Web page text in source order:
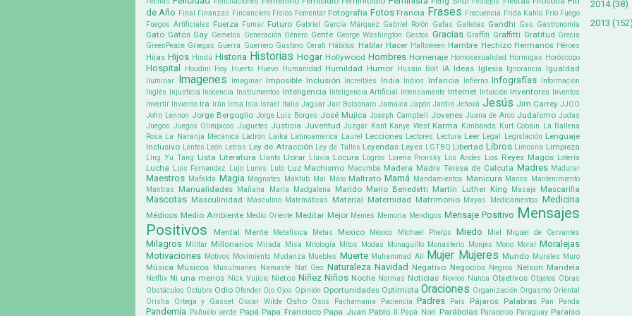
de Año Final Finanzas Fincanciero Físico Fomentar Fotografía Fotos Francia Frases Frecuencia Frida Kahlo Frío Fuego
Fuegos Artificiales Fuerza Fumar Futuro Gabriel García Márquez Gabriel Rolón Gafas Galletas Gandhi Gas Gastronomía
Gato Gatos Gay Gemelos Generación Género Gente George Washington Gestos Gracias Graffiti Graffitti Gratitud Grecia
GreenPeace Griegas Guerra Guerrero Gustavo Cerati Hábitos Hablar Hacer Halloween Hambre Hechizo Hermanos Héroes
Hijas Hijos Hindú Historia Historias Hogar Hollywood Hombres Homenaje Homosexualidad Hormigas Horóscopo
Hospital Houdini Hoy Huerto Huevo Humanidad Humildad Humor Husain Bolt IA Ideas Iglesia Ignorancia Igualdad
Iluminar Imagenes Imaginar Imposible Inclusión Increíbles India Indios Infancia Infierno Infografías
Información
Inglés
Injusticia Inocencia Instrumentos Inteligencia Inteligencia Artificial Intensamente Internet Intuición Inventores
Inventos
Invertir Invierno Ira Irán Irma Isla Israel Italia Jaguar Jair Bolsonaro Jamaica Japón Jardín Jehová Jesús Jim Carrey JJOO
John Lennon Jorge Bergoglio Jorge Luis Borges José Mujica Joseph Campbell Jovenes Juana de Arco Judaísmo Judas
Juegos Juegos Olimpicos Juguetes Justicia Juventud Juzgar Kant Kanye West Karma Kimbanda Kurt Cobain
La Ballena
Rosa La Naranja Mecánica Ladrón Laika Latinoamerica Laurel Lecciones Lectores Lectura Leer Legal Legislación Lenguaje
Inclusivo Lentes León Letras Ley de Atracción Ley de Talles Leyendas Leyes LGTBQ Libertad Libros Limosna Limpieza
Ling Yu Tang Lista Literatura Llanto Llorar Lluvia Locura Logros Lorena Pronsky Los Andes Los Reyes Magos Lotería
Lucha Luis Fernandez Lujo Lunes Luto Luz Machismo Macumba Madera Madre Teresa de Calcuta Madres Madurar
Maestros Mafalda Magia Magnates Maktub Mal Malo Maltrato Mamá Mandamientos Manicura Manos
Mantenimiento
Mantras
Manualidades Mañana María Madgalena Marido Mario Benedetti Martin Luther King Masaje Mascarilla
Mascotas Masculinidad Masculino Matemáticas Material Maternidad Matrimonio Mayas Medicamentos Medicina
Médicos Medio Ambiente Medio Oriente Meditar Mejor Memes Memoria Mendigos Mensaje Positivo Mensajes
Positivos
Mental Mente Metafísica Metas Mexico México Michael Phelps Miedo Miel Miguel de Cervantes
Milagros Militar Millonarios Mirada Misa Mitología Mitos Modas Monaguillo Monasterio Monjes Mono Moral
Moralejas
Motivaciones Motivos Movimiento Mudanza Muebles Muerte Muhammad Alí Mujer Mujeres Mundo Murales Muro
Música Musicos Musulmanes Namasté Nat Geo Naturaleza Navidad Negativo Negocios Negros Nelson Mandela
Netflix Ni una menos Nick Vujicic Nietos Niñez Niños Noche Normas Noticias Novios Nunca Objetivos Objetos Obras
Obstáculos Octubre Odio Ofender Ojo Ojos Opinión Oportunidades Optimista Oraciones Organización Orgasmo Oriental
Orisha
Ortega y Gasset Oscar Wilde Osho Osos Pachamama Paciencia Padres País Pájaros Palabras Pan Panda
Pandemia Pañuelo verde Papá Papa Francisco Papa Juan Pablo II Papá Noel Parábolas Paracelso Paraguay Paraíso
2014 (38)
2013